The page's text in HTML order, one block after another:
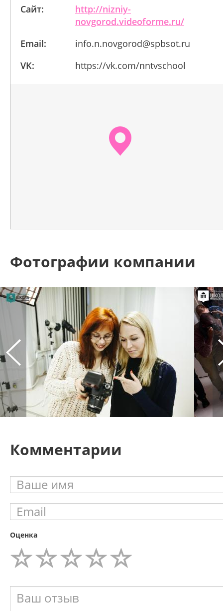
Сайт:
http://nizniy-
novgorod.videoforme.ru/
Email:
info.n.novgorod@spbsot.ru
VK:
https://vk.com/nntvschool
Фотографии компании
Комментарии
Оценка